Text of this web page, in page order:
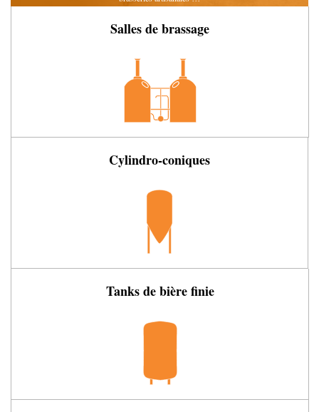
Salles de brassage
Cylindro-coniques
Tanks de bière finie